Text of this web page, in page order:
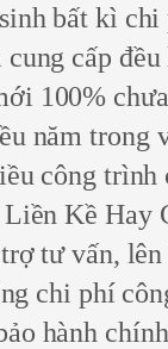
bất kì
cấp
100%
năm trong
công
Liền Kề
tư vấn,
chi phí
hành